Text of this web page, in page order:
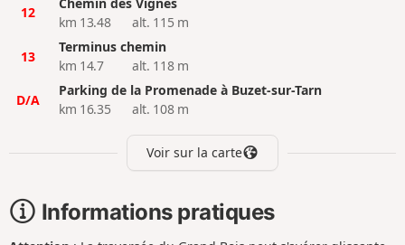
12
km 13.48
alt. 115 m
13
Terminus chemin
km 14.7
alt. 118 m
D/A
Parking de la Promenade à Buzet-sur-Tarn
km 16.35
alt. 108 m
Voir sur la carte
Informations pratiques